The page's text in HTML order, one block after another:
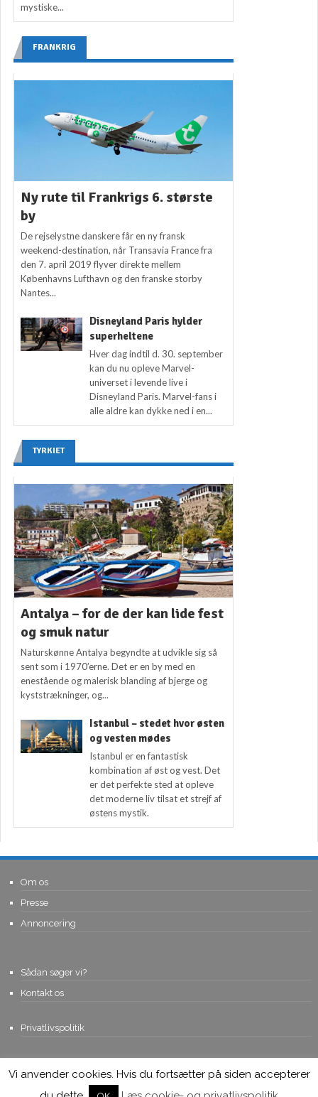
mystiske...
FRANKRIG
Ny rute til Frankrigs 6. største
by
De rejselystne danskere får en ny fransk
weekend-destination, når Transavia France fra
den 7. april 2019 flyver direkte mellem
Københavns Lufthavn og den franske storby
Nantes...
Disneyland Paris hylder
superheltene
Hver dag indtil d. 30. september
kan du nu opleve Marvel-
universet i levende live i
Disneyland Paris. Marvel-fans i
alle aldre kan dykke ned i en...
TYRKIET
Antalya – for de der kan lide fest
og smuk natur
Naturskønne Antalya begyndte at udvikle sig så
sent som i 1970’erne. Det er en by med en
enestående og malerisk blanding af bjerge og
kyststrækninger, og...
Istanbul – stedet hvor østen
og vesten mødes
Istanbul er en fantastisk
kombination af øst og vest. Det
er det perfekte sted at opleve
det moderne liv tilsat et strejf af
østens mystik.
Om os
Presse
Annoncering
Sådan søger vi?
Kontakt os
Privatlivspolitik
© Copyright 2015, Viviro.com ApS- Alle rettigheder forbeholdes. Vi
tager forbehold for fejlagtige priser.
Vi anvender cookies. Hvis du fortsætter på siden accepterer